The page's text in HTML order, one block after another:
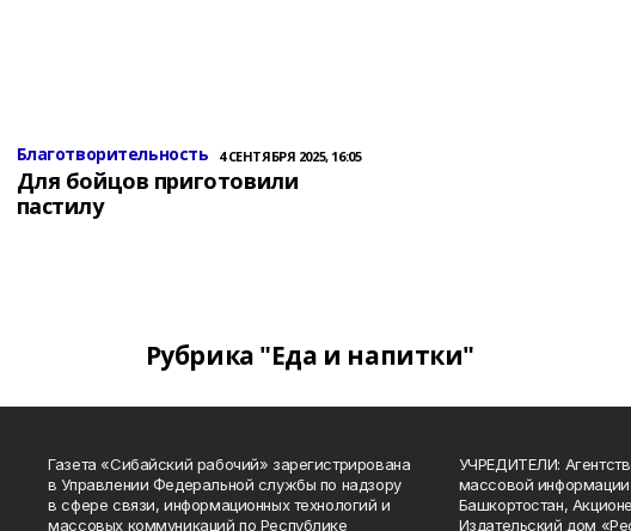
Благотворительность 4 СЕНТЯБРЯ 2025, 16:05
Для бойцов приготовили
пастилу
Рубрика "Еда и напитки"
Газета «Сибайский рабочий» зарегистрирована
в Управлении Федеральной службы по надзору
в сфере связи, информационных технологий и
массовых коммуникаций по Республике
УЧРЕДИТЕЛИ:
массовой информации
Башкортостан,
Издательский дом